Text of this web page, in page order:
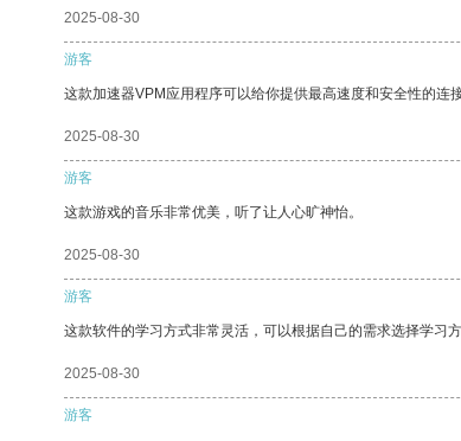
2025-08-30
游客
这款加速器VPM应用程序可以给你提供最高速度和安全性的连接
2025-08-30
游客
这款游戏的音乐非常优美，听了让人心旷神怡。
2025-08-30
游客
这款软件的学习方式非常灵活，可以根据自己的需求选择学习方
2025-08-30
游客